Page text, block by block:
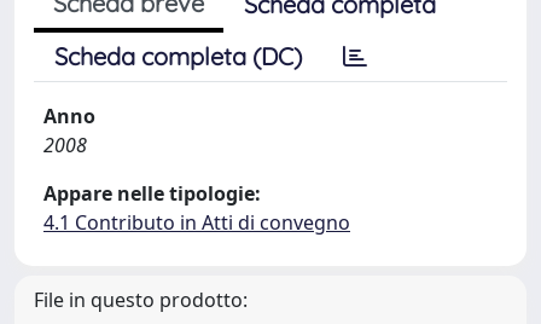
Scheda completa (DC)
Anno
2008
Appare nelle tipologie:
4.1 Contributo in Atti di convegno
File in questo prodotto: